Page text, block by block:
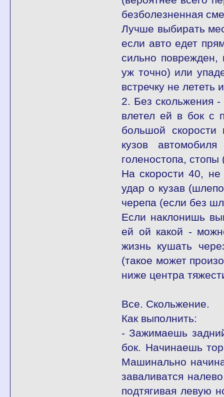
безболезненная
Лучше выбирать
если авто едет
сильно поврежден,
уж точно) или
встречку не лететь
2. Без скольжения
влетел ей в бок с
большой скорости
кузов
голеностопа,
На скорости 40,
удар о кузав
черепа (если без
Если наклонишь
ей ой какой -
жизнь кушать
(такое может
ниже центра
Все. Скольжение.
Как выполнить:
- Зажимаешь
бок. Начинаешь
Машинально
заваливатся
подтягивая левую